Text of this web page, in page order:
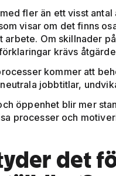
fler än ett visst
visar om det finns
arbete. Om skillnader
krävs
kommer att
jobbtitlar,
öppenhet blir mer
processer och
det